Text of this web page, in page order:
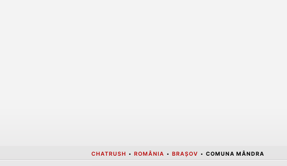
CHATRUSH • ROMÂNIA • BRAȘOV • COMUNA MÂNDRA